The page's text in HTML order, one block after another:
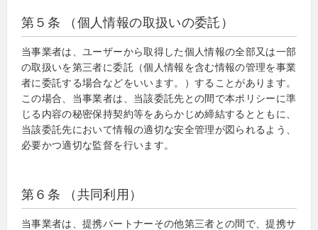
第５条 （個人情報の取扱いの委託）
当事業者は、ユーザーから取得した個人情報の全部又は一部
の取扱いを第三者に委託（個人情報を含む情報の管理を事業
者に委託する場合などをいいます。）することがあります。
この場合、当事業者は、当該委託先との間で本ポリシーに準
じる内容の秘密保持契約等をあらかじめ締結するとともに、
当該委託先において情報の適切な安全管理が図られるよう、
必要かつ適切な監督を行います。
第６条 （共同利用）
当事業者は、提携パートナーその他第三者との間で、提携サ